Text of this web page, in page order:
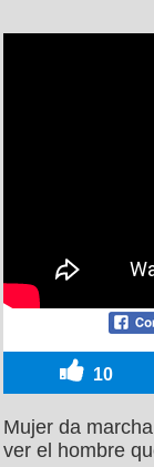
10
Mujer da
ver el hombre